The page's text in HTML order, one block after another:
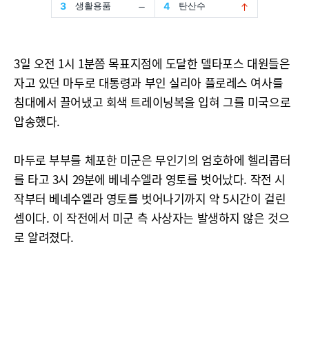
3일 오전 1시 1분쯤 목표지점에 도달한 델타포스 대원들은
자고 있던 마두로 대통령과 부인 실리아 플로레스 여사를
침대에서 끌어냈고 회색 트레이닝복을 입혀 그를 미국으로
압송했다.
마두로 부부를 체포한 미군은 무인기의 엄호하에 헬리콥터
를 타고 3시 29분에 베네수엘라 영토를 벗어났다. 작전 시
작부터 베네수엘라 영토를 벗어나기까지 약 5시간이 걸린
셈이다. 이 작전에서 미군 측 사상자는 발생하지 않은 것으
로 알려졌다.